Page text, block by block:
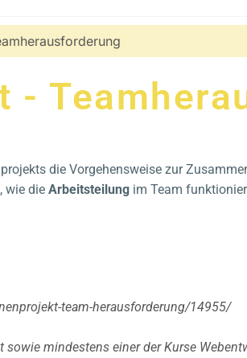
-
die Vorgehensweise zur
wie die Arbeitsteilung im Team
team-herausforderung/14955/
sowie mindestens einer der Kurse